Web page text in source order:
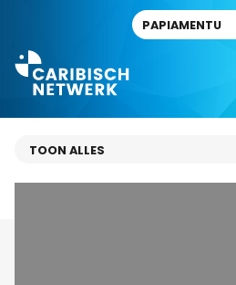
PAPIAMENTU